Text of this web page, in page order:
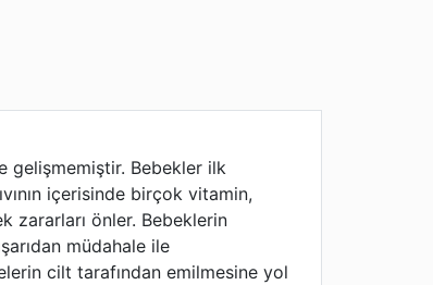
gelişmemiştir. Bebekler ilk
içerisinde birçok vitamin,
zararları önler. Bebeklerin
müdahale ile
cilt tarafından emilmesine yol